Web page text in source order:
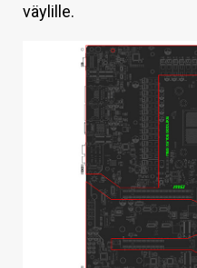
VAIHDA TEEMA
väylille.